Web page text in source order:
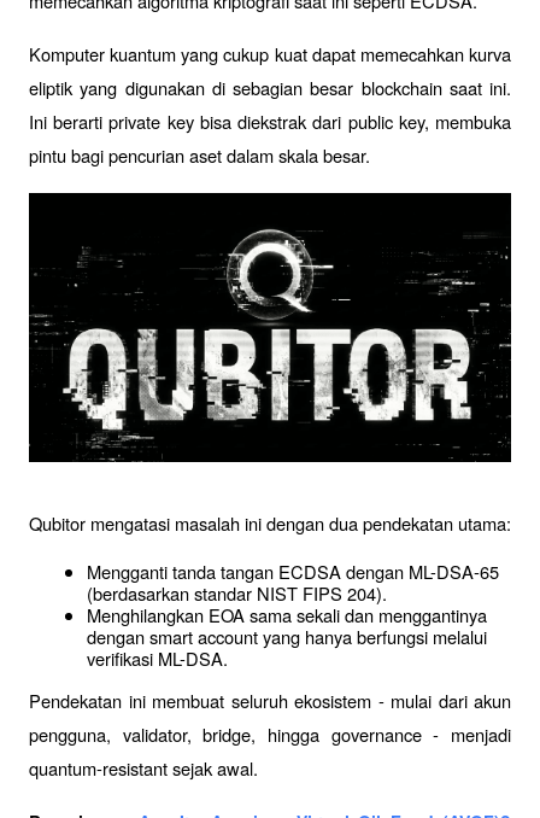
Komputer kuantum yang cukup kuat dapat memecahkan kurva
eliptik yang digunakan di sebagian besar blockchain saat ini.
Ini berarti private key bisa diekstrak dari public key, membuka
pintu bagi pencurian aset dalam skala besar.
Qubitor mengatasi masalah ini dengan dua pendekatan utama:
Mengganti tanda tangan ECDSA dengan ML-DSA-65
(berdasarkan standar NIST FIPS 204).
Menghilangkan EOA sama sekali dan menggantinya
dengan smart account yang hanya berfungsi melalui
verifikasi ML-DSA.
Pendekatan ini membuat seluruh ekosistem - mulai dari akun
pengguna, validator, bridge, hingga governance - menjadi
quantum-resistant sejak awal.